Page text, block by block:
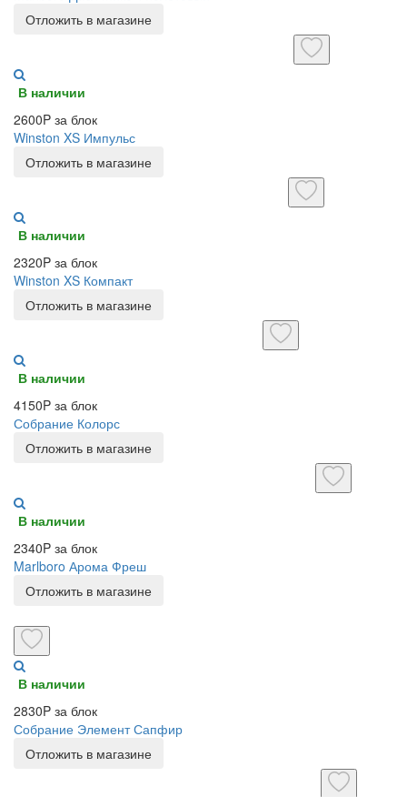
Отложить в магазине
В наличии
2600P за блок
Winston XS Импульс
Отложить в магазине
В наличии
2320P за блок
Winston XS Компакт
Отложить в магазине
В наличии
4150P за блок
Собрание Колорс
Отложить в магазине
В наличии
2340P за блок
Marlboro Арома Фреш
Отложить в магазине
В наличии
2830P за блок
Собрание Элемент Сапфир
Отложить в магазине